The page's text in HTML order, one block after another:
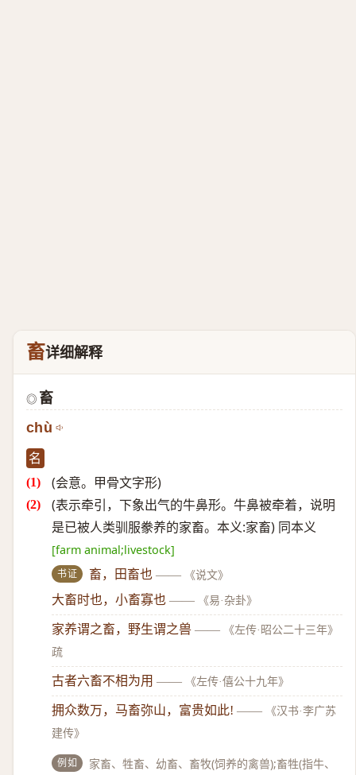
畜详细解释
◎ 畜
chù
名
(会意。甲骨文字形)
(表示牵引，下象出气的牛鼻形。牛鼻被牵着，说明
是已被人类驯服豢养的家畜。本义:家畜) 同本义
[farm animal;livestock]
书证 畜，田畜也 —— 《说文》
大畜时也，小畜寡也 —— 《易·杂卦》
家养谓之畜，野生谓之兽 ——
《左传·昭公二十三年》
疏
古者六畜不相为用 —— 《左传·僖公十九年》
拥众数万，马畜弥山，富贵如此! ——
《汉书·李广苏
建传》
例如
家畜、牲畜、幼畜、畜牧(饲养的禽兽);畜牲(指牛、